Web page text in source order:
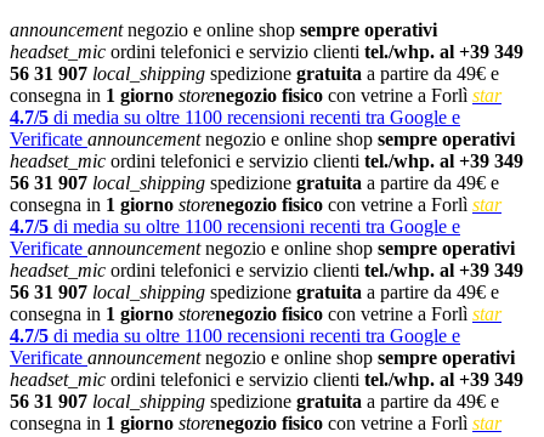
announcementnegozio e online shop sempre operativi
headset_mic ordini telefonici e servizio clienti tel./whp. al +39 349
56 31 907 local_shipping spedizione gratuita a partire da 49€ e
consegna in 1 giorno storenegozio fisico con vetrine a Forlì star
4.7/5 di media su oltre 1100 recensioni recenti tra Google e
Verificate announcementnegozio e online shop sempre operativi
headset_mic ordini telefonici e servizio clienti tel./whp. al +39 349
56 31 907 local_shipping spedizione gratuita a partire da 49€ e
consegna in 1 giorno storenegozio fisico con vetrine a Forlì star
4.7/5 di media su oltre 1100 recensioni recenti tra Google e
Verificate announcementnegozio e online shop sempre operativi
headset_mic ordini telefonici e servizio clienti tel./whp. al +39 349
56 31 907 local_shipping spedizione gratuita a partire da 49€ e
consegna in 1 giorno storenegozio fisico con vetrine a Forlì star
4.7/5 di media su oltre 1100 recensioni recenti tra Google e
Verificate announcementnegozio e online shop sempre operativi
headset_mic ordini telefonici e servizio clienti tel./whp. al +39 349
56 31 907 local_shipping spedizione gratuita a partire da 49€ e
consegna in 1 giorno storenegozio fisico con vetrine a Forlì star